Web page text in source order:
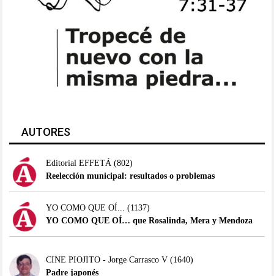
AUTORES
Editorial EFFETÁ(802)
Reelección municipal: resultados o problemas
YO COMO QUE OÍ... (1137)
YO COMO QUE OÍ… que Rosalinda, Mera y Mendoza
CINE PIOJITO - Jorge Carrasco V(1640)
Padre japonés